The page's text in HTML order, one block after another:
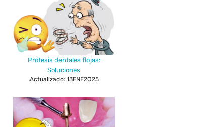
Prótesis dentales flojas:
Soluciones
Actualizado: 13ENE2025